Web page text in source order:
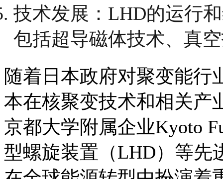
技术发展：LHD的运行
包括超导磁体技术、真
随着日本政府对聚变能行
本在核聚变技术和相关产
京都大学附属企业Kyoto
型螺旋装置（LHD）等先